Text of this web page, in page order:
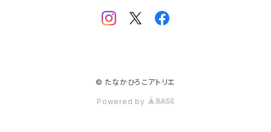
© たなかひろこアトリエ
Powered by